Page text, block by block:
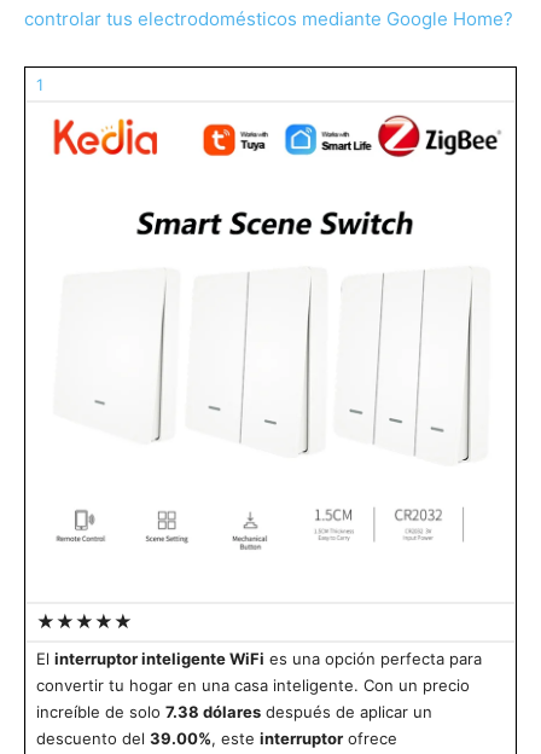
controlar tus electrodomésticos mediante Google Home?
1
★★★★★
El interruptor inteligente WiFi es una opción perfecta para
convertir tu hogar en una casa inteligente. Con un precio
increíble de solo 7.38 dólares después de aplicar un
descuento del 39.00%, este interruptor ofrece